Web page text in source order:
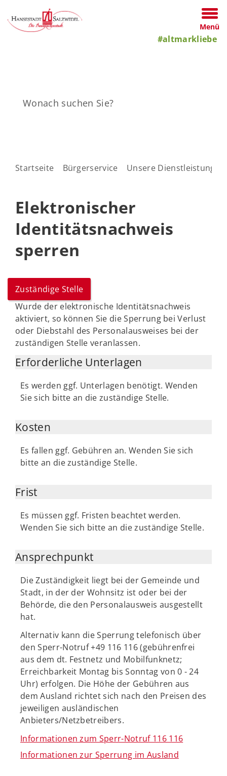
Menü
#altmarkliebe
Startseite Bürgerservice Unsere Dienstleistungen
Elektronischer
Identitätsnachweis
sperren
Zuständige Stelle
Wurde der elektronische Identitätsnachweis
aktiviert, so können Sie die Sperrung bei Verlust
oder Diebstahl des Personalausweises bei der
zuständigen Stelle veranlassen.
Erforderliche Unterlagen
Es werden ggf. Unterlagen benötigt. Wenden
Sie sich bitte an die zuständige Stelle.
Kosten
Es fallen ggf. Gebühren an. Wenden Sie sich
bitte an die zuständige Stelle.
Frist
Es müssen ggf. Fristen beachtet werden.
Wenden Sie sich bitte an die zuständige Stelle.
Ansprechpunkt
Die Zuständigkeit liegt bei der Gemeinde und
Stadt, in der der Wohnsitz ist oder bei der
Behörde, die den Personalausweis ausgestellt
hat.
Alternativ kann die Sperrung telefonisch über
den Sperr-Notruf +49 116 116 (gebührenfrei
aus dem dt. Festnetz und Mobilfunknetz;
Erreichbarkeit Montag bis Sonntag von 0 - 24
Uhr) erfolgen. Die Höhe der Gebühren aus
dem Ausland richtet sich nach den Preisen des
jeweiligen ausländischen
Anbieters/Netzbetreibers.
Informationen zum Sperr-Notruf 116 116
Informationen zur Sperrung im Ausland